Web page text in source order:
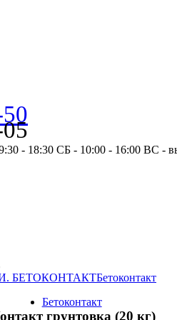
- 18:30 СБ - 10:00 - 16:00 ВС -
БЕТОКОНТАКТБетоконтакт
Бетоконтакт
грунтовка (20 кг)